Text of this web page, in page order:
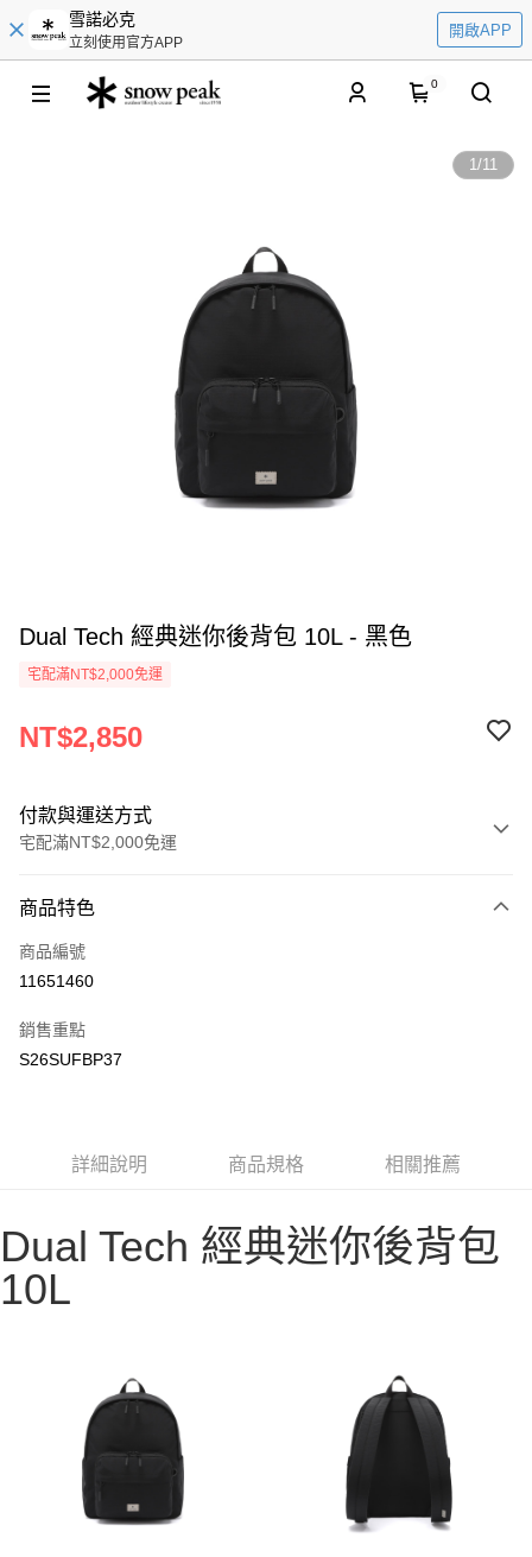
雪諾必克
立刻使用官方APP
開啟APP
0
1/11
Dual Tech 經典迷你後背包 10L - 黑色
宅配滿NT$2,000免運
NT$2,850
付款與運送方式
宅配滿NT$2,000免運
信用卡一次付款
信用卡分期付款
合作金庫商業銀行
華南商業銀行
匯豐（台灣）商業銀行
華泰商業銀行
玉山商業銀行
星展（台灣）商業銀行
台新國際商業銀行
中國信託商業銀行
6 期 0 利率 每期
國泰世華商業銀行
兆豐國際商業銀行
臺灣中小企業銀行
台中商業銀行
遠東國際商業銀行
元大商業銀行
永豐商業銀行
玉山商業銀行
台新國際商業銀行
Google Pay
相關說明
【關於「AFTEE先享後付」】
AFTEE先享後付是「在收到商品之後才付款」的支付方式。 讓您購物簡單
３．安心：先確認商品／服務後，再付款。
【「AFTEE先享後付」結帳流程】
１．於結帳方式選擇「AFTEE先享後付」後，將跳轉至「AFTEE先享後付」
結帳頁面，進行簡訊認證並確認金額後，即可完成結帳。
２．訂單成立數日內，您將收到繳費通知簡訊。
３．收到繳費通知簡訊後14天內，點擊此簡訊中的連結，可透過四大超商／
ATM／網路銀行／等多元方式進行付款，方視為交易完成。
運送方式
每筆NT$100，滿NT$2,000(含以上)免運費
商品特色
商品編號
11651460
銷售重點
S26SUFBP37
詳細說明 商品規格 相關推薦
Dual Tech 經典迷你後背包
10L